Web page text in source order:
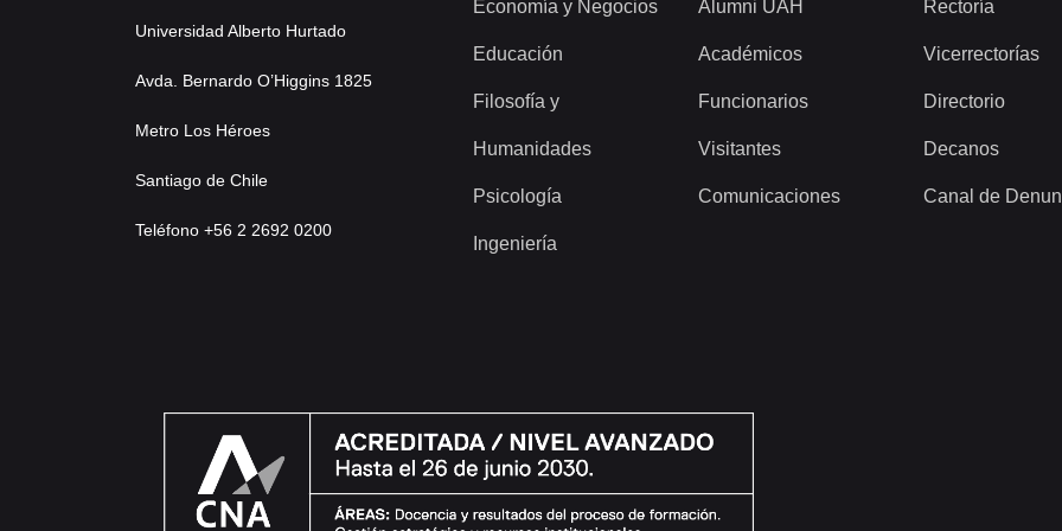
Universidad Alberto Hurtado
Avda. Bernardo O’Higgins 1825
Metro Los Héroes
Santiago de Chile
Teléfono +56 2 2692 0200
Economía y Negocios
Educación
Filosofía y
Humanidades
Psicología
Ingeniería
Alumni UAH
Académicos
Funcionarios
Visitantes
Comunicaciones
Rectoría
Vicerrectorías
Directorio
Decanos
Canal de